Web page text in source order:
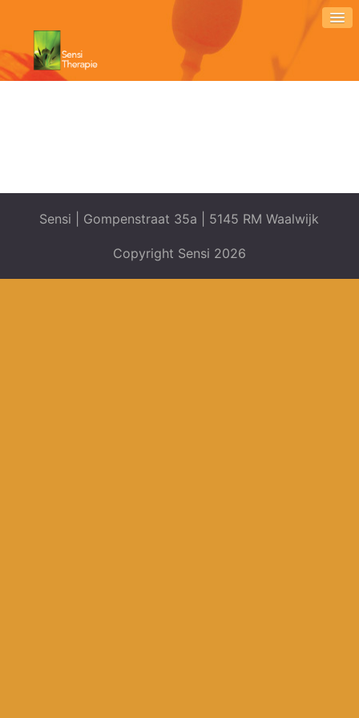
Sensi | Gompenstraat 35a | 5145 RM Waalwijk
Copyright Sensi 2026